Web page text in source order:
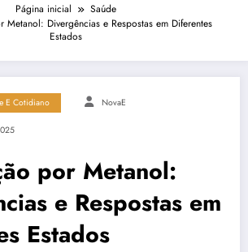
Página inicial
Saúde
Metanol: Divergências e Respostas em Diferentes
Estados
E Cotidiano NovaE
por Metanol:
e Respostas em
Estados